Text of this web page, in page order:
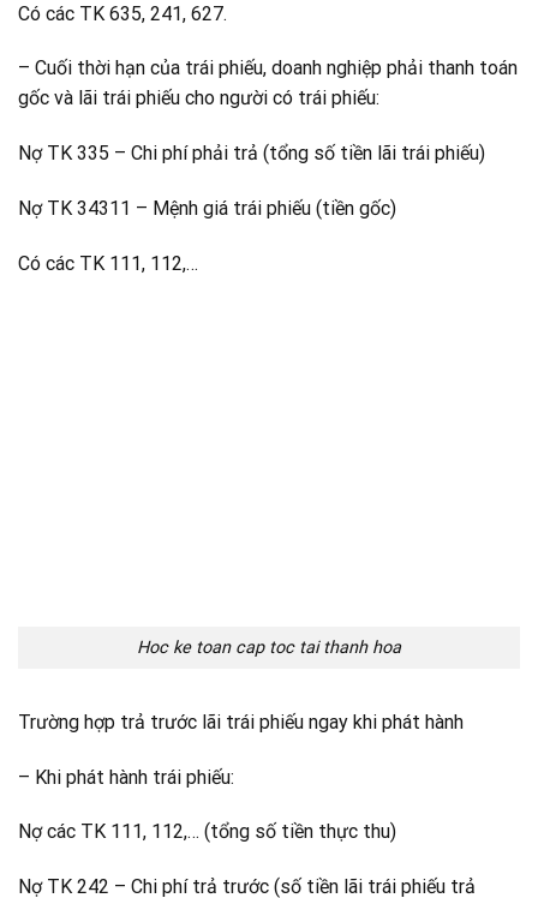
Có các TK 635, 241, 627.
– Cuối thời hạn của trái phiếu, doanh nghiệp phải thanh toán
gốc và lãi trái phiếu cho người có trái phiếu:
Nợ TK 335 – Chi phí phải trả (tổng số tiền lãi trái phiếu)
Nợ TK 34311 – Mệnh giá trái phiếu (tiền gốc)
Có các TK 111, 112,…
Hoc ke toan cap toc tai thanh hoa
Trường hợp trả trước lãi trái phiếu ngay khi phát hành
– Khi phát hành trái phiếu:
Nợ các TK 111, 112,… (tổng số tiền thực thu)
Nợ TK 242 – Chi phí trả trước (số tiền lãi trái phiếu trả